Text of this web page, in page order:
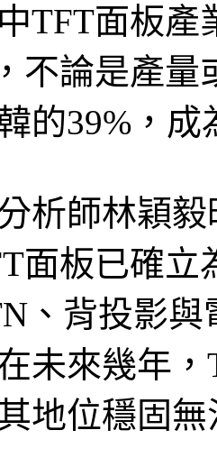
TFT面板
不論是產量
的39%，
析師林穎
面板已確
、背投影
未來幾年
地位穩固